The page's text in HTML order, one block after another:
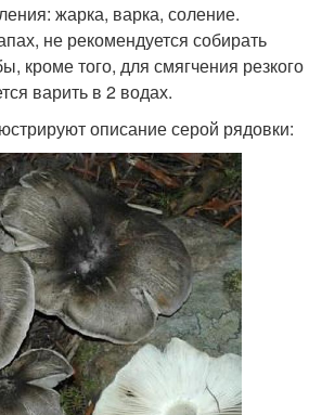
жарка, варка, соление.
не рекомендуется собирать
кроме того, для смягчения резкого
варить в 2 водах.
описание серой рядовки: